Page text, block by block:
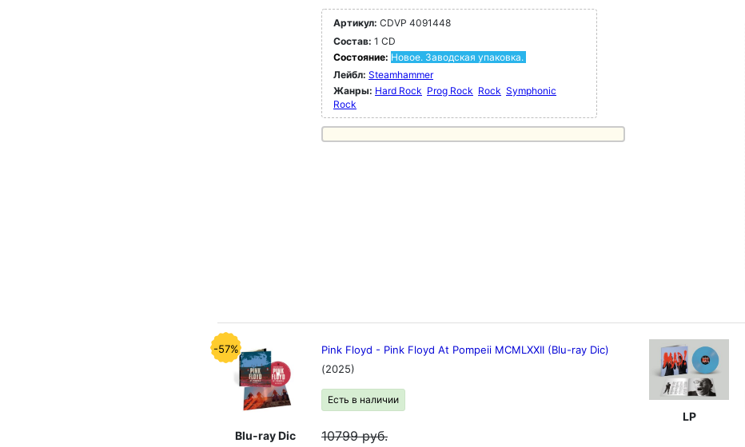
Артикул: CDVP 4091448
Состав: 1 CD
Состояние: Новое. Заводская упаковка.
Лейбл: Steamhammer
Жанры: Hard Rock Prog Rock Rock Symphonic
Rock
-57%
Blu-ray Dic
Pink Floyd - Pink Floyd At Pompeii MCMLXXII (Blu-ray Dic)
(2025)
Есть в наличии
10799руб.
LP